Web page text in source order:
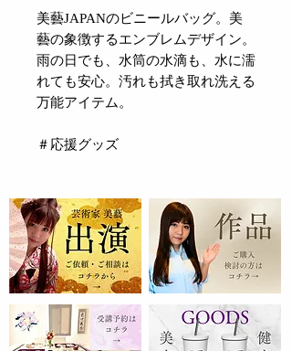
美藝JAPANのビニールバッグ。美
藝の象徴するエンブレムデザイン。
雨の日でも、水筒の水滴も、水に濡
れても安心。汚れも拭き取れ洗える
万能アイテム。
＃応援グッズ